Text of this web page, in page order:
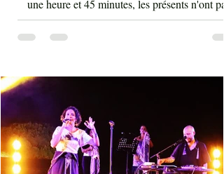
Salif Keita a été accompagné par une troupe
musiciens et un duo de choristes très rodé.
enflammés de cette musique malienne portant
elle la force et l'énergie de l'Afrique. La voix
Salif Keita est d'une vigueur inouïe, ses cris
les clameurs de l'homme éternel pour une vie
terre bien meilleure. Salif Keita, sur scène,
non seulement le cœur de son aud